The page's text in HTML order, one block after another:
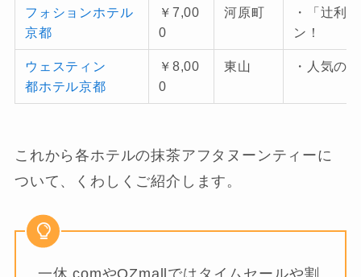
フォションホテル
京都
￥7,00
0
河原町
・「辻利
ン！
ウェスティン
都ホテル京都
￥8,00
0
東山 ・人気の
これから各ホテルの抹茶アフタヌーンティーに
ついて、くわしくご紹介します。
一休.comやOZmallではタイムセールや割